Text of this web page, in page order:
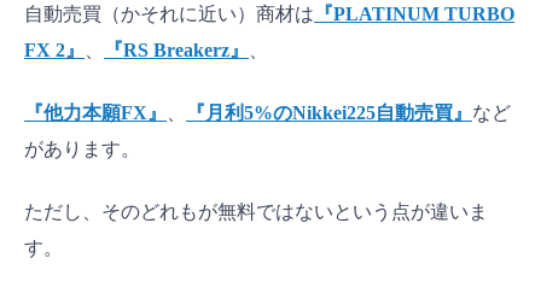
自動売買（かそれに近い）商材は 『PLATINUM TURBO
FX 2』
『RS Breakerz』
『他力本願FX』 『月利5%のNikkei225自動売買』 など
があります。
ただし、そのどれもが無料ではないという点が違いま
す。